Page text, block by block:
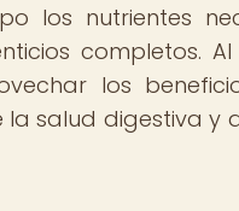
los nutrientes
completos.
los
salud digestiva y